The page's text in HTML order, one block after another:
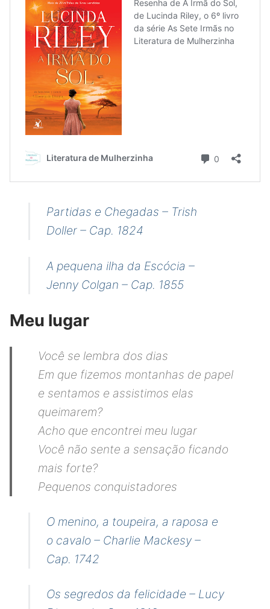
Partidas e Chegadas – Trish
Doller – Cap. 1824
A pequena ilha da Escócia –
Jenny Colgan – Cap. 1855
Meu lugar
Você se lembra dos dias
Em que fizemos montanhas de papel
e sentamos e assistimos elas
queimarem?
Acho que encontrei meu lugar
Você não sente a sensação ficando
mais forte?
Pequenos conquistadores
O menino, a toupeira, a raposa e
o cavalo – Charlie Mackesy –
Cap. 1742
Os segredos da felicidade – Lucy